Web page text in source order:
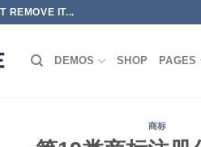
REMOVE IT...
DEMOS SHOP PAGES
商标